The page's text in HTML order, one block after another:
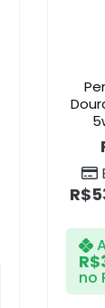
R$
R$
no